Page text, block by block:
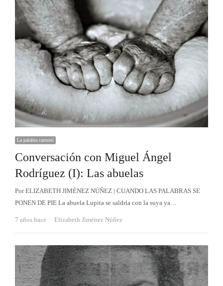
La palabra carmesí
Conversación con Miguel Ángel
Rodríguez (I): Las abuelas
Por ELIZABETH JIMÉNEZ NÚÑEZ | CUANDO LAS PALABRAS SE
PONEN DE PIE La abuela Lupita se saldría con la suya ya…
7 años hace Autor
Elizabeth Jiménez Núñez